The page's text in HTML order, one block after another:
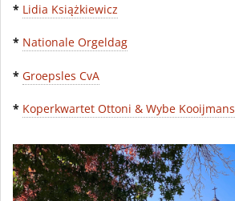
* Lidia Książkiewicz
* Nationale Orgeldag
* Groepsles CvA
* Koperkwartet Ottoni & Wybe Kooijmans